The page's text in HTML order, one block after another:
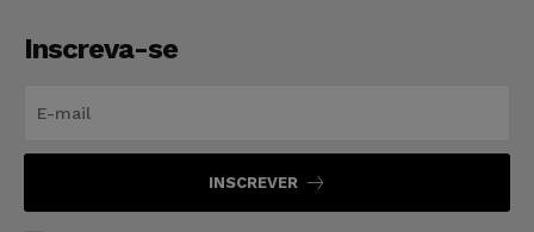
Inscreva-se
INSCREVER